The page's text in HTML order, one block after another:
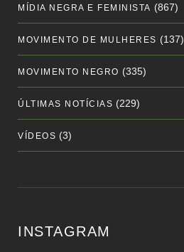
MÍDIA NEGRA E FEMINISTA (867)
MOVIMENTO DE MULHERES (137)
MOVIMENTO NEGRO (335)
ÚLTIMAS NOTÍCIAS (229)
VÍDEOS (3)
INSTAGRAM